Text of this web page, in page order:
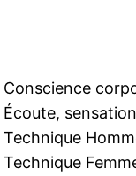
Conscience
Écoute,
Technique
Technique